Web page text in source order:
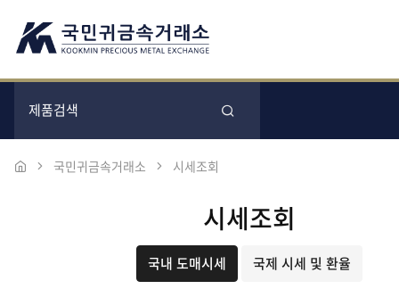
국민귀금속거래소 시세조회
시세조회
국내 도매시세 국제 시세 및 환율